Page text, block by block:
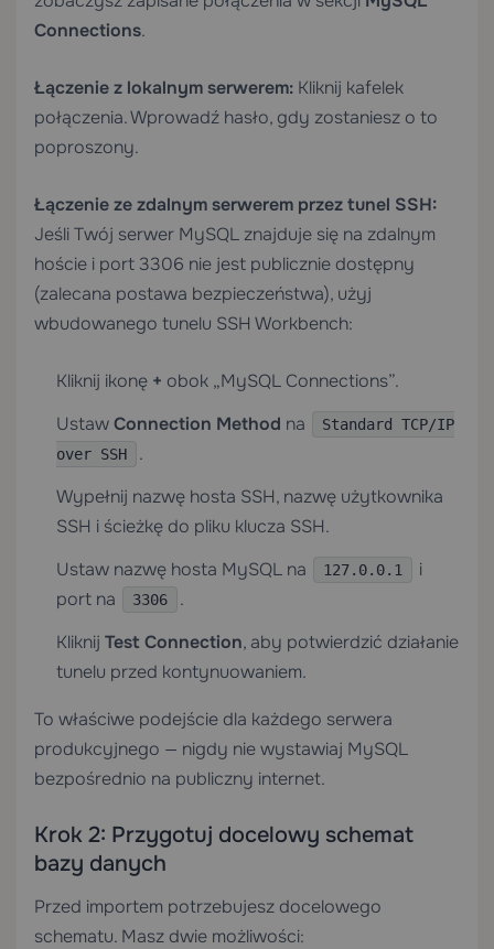
Connections.
Łączenie z lokalnym serwerem: Kliknij kafelek
połączenia. Wprowadź hasło, gdy zostaniesz o to
poproszony.
Łączenie ze zdalnym serwerem przez tunel SSH:
Jeśli Twój serwer MySQL znajduje się na zdalnym
hoście i port 3306 nie jest publicznie dostępny
(zalecana postawa bezpieczeństwa), użyj
wbudowanego tunelu SSH Workbench:
Kliknij ikonę + obok „MySQL Connections”.
UstawConnection Method na
Standard TCP/IP
over SSH
.
Wypełnij nazwę hosta SSH, nazwę użytkownika
SSH i ścieżkę do pliku klucza SSH.
Ustaw nazwę hosta MySQL na
127.0.0.1
i
port na
3306
.
Kliknij Test Connection, aby potwierdzić działanie
tunelu przed kontynuowaniem.
To właściwe podejście dla każdego serwera
produkcyjnego — nigdy nie wystawiaj MySQL
bezpośrednio na publiczny internet.
Krok 2: Przygotuj docelowy schemat
bazy danych
Przed importem potrzebujesz docelowego
schematu. Masz dwie możliwości: